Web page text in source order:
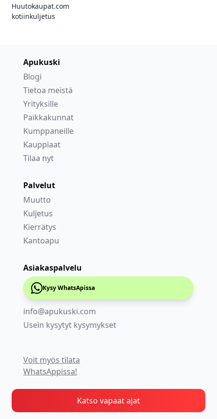
Huutokaupat.com
kotiinkuljetus
Apukuski
Blogi
Tietoa meistä
Yrityksille
Paikkakunnat
Kumppaneille
Kauppiaat
Tilaa nyt
Palvelut
Muutto
Kuljetus
Kierrätys
Kantoapu
Asiakaspalvelu
Kysy WhatsApissa
info@apukuski.com
Usein kysytyt kysymykset
Voit myös tilata
WhatsAppissa!
Katso vapaat ajat